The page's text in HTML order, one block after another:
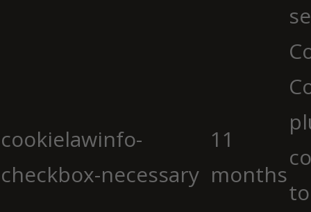
cookielawinfo-
checkbox-necessary
11
months